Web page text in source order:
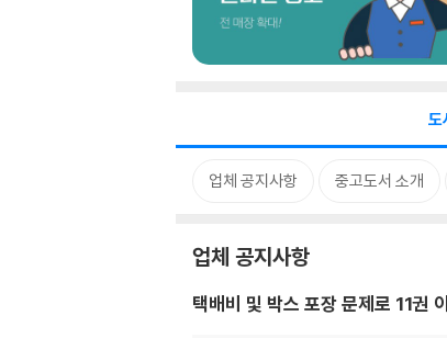
도
업체 공지사항 중고도서 소개
업체 공지사항
택배비 및 박스 포장 문제로 11권